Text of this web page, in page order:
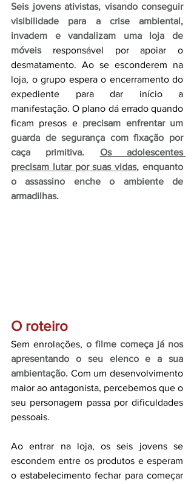
Seis jovens ativistas, visando conseguir
visibilidade para a crise ambiental,
invadem e vandalizam uma loja de
móveis responsável por apoiar o
desmatamento. Ao se esconderem na
loja, o grupo espera o encerramento do
expediente para dar início a
manifestação. O plano dá errado quando
ficam presos e precisam enfrentar um
guarda de segurança com fixação por
caça primitiva. Os adolescentes
precisam lutar por suas vidas, enquanto
o assassino enche o ambiente de
armadilhas.
O roteiro
Sem enrolações, o filme começa já nos
apresentando o seu elenco e a sua
ambientação. Com um desenvolvimento
maior ao antagonista, percebemos que o
seu personagem passa por dificuldades
pessoais.
Ao entrar na loja, os seis jovens se
escondem entre os produtos e esperam
o estabelecimento fechar para começar